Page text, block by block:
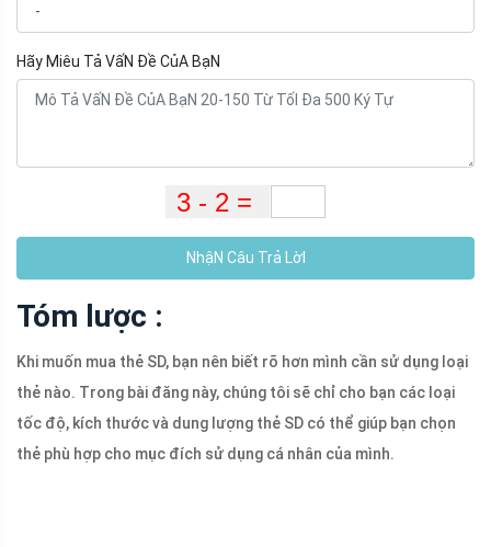
Hãy Miêu Tả VấN Đề CủA BạN
NhậN Câu Trả LờI
Tóm lược :
Khi muốn mua thẻ SD, bạn nên biết rõ hơn mình cần sử dụng loại
thẻ nào. Trong bài đăng này, chúng tôi sẽ chỉ cho bạn các loại
tốc độ, kích thước và dung lượng thẻ SD có thể giúp bạn chọn
thẻ phù hợp cho mục đích sử dụng cá nhân của mình.